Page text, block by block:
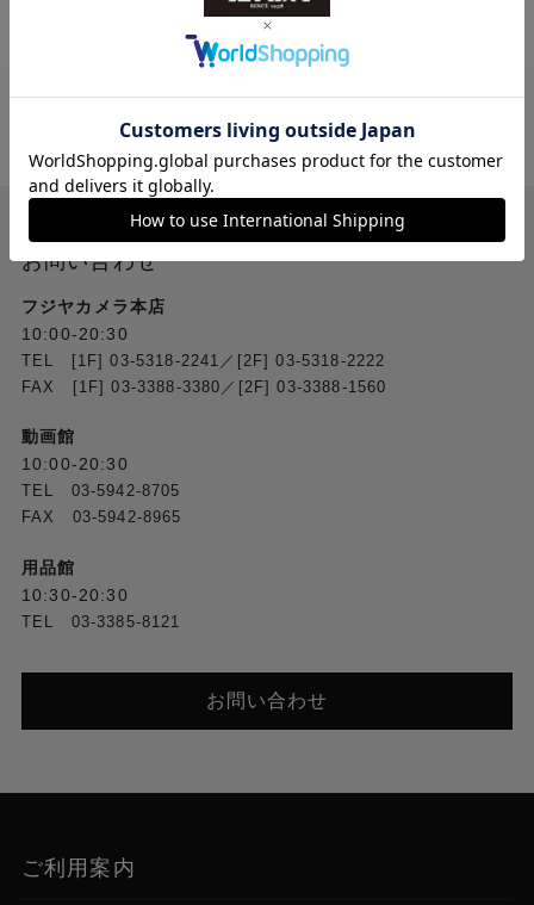
ご注文合計２万円（税込）以上 から 送料無料
お問い合わせ
フジヤカメラ本店
10:00-20:30
TEL [1F] 03-5318-2241／[2F] 03-5318-2222
FAX [1F] 03-3388-3380／[2F] 03-3388-1560
動画館
10:00-20:30
TEL 03-5942-8705
FAX 03-5942-8965
用品館
10:30-20:30
TEL 03-3385-8121
お問い合わせ
ご利用案内